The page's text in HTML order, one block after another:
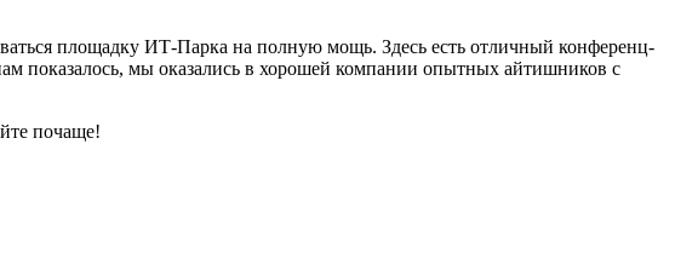
площадку ИТ-Парка на полную мощь. Здесь есть отличный конференц-
показалось, мы оказались в хорошей компании опытных айтишников с
почаще!